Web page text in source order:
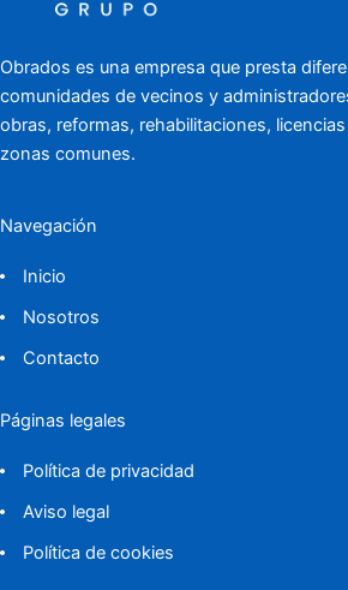
Obrados es una empresa que presta
comunidades de vecinos y
obras, reformas, rehabilitaciones,
zonas comunes.
Navegación
Inicio
Nosotros
Contacto
Páginas legales
Política de privacidad
Aviso legal
Política de cookies